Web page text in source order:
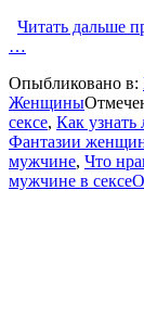
Читать дальше
…
Опыбликовано в:
Женщины
сексе, Как
Фантазии
мужчине, Что
мужчине в сексе